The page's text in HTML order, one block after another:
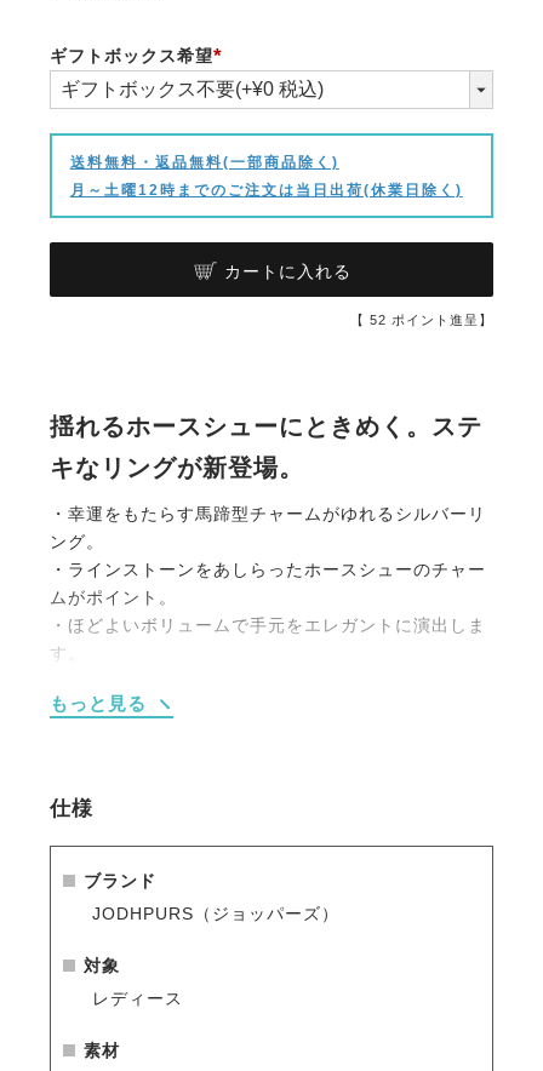
ギフトボックス希望
(必
須)
送料無料・返品無料(一部商品除く)
月～土曜12時までのご注文は当日出荷(休業日除く)
カートに入れる
【 52 ポイント進呈】
揺れるホースシューにときめく。ステ
キなリングが新登場。
・幸運をもたらす馬蹄型チャームがゆれるシルバーリ
ング。
・ラインストーンをあしらったホースシューのチャー
ムがポイント。
・ほどよいボリュームで手元をエレガントに演出しま
す。
入れたい方に最適。
もっと見る
仕様
ブランド
JODHPURS（ジョッパーズ）
対象
レディース
素材